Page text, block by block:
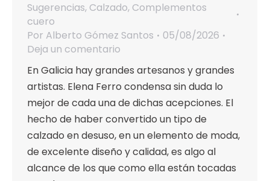
Sugerencias, Calzado, Complementos
cuero
Por Alberto Gómez Santos
05/08/2026
Deja un comentario
En Galicia hay grandes artesanos y grandes
artistas. Elena Ferro condensa sin duda lo
mejor de cada una de dichas acepciones. El
hecho de haber convertido un tipo de
calzado en desuso, en un elemento de moda,
de excelente diseño y calidad, es algo al
alcance de los que como ella están tocadas